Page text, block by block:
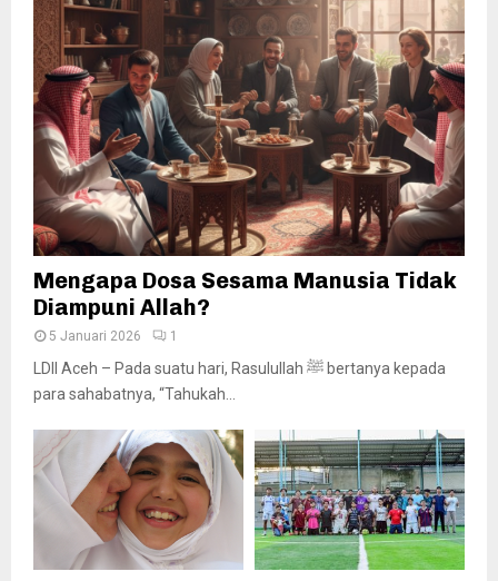
Mengapa Dosa Sesama Manusia Tidak
Diampuni Allah?
5 Januari 2026 1
LDII Aceh – Pada suatu hari, Rasulullah ﷺ bertanya kepada
para sahabatnya, “Tahukah...